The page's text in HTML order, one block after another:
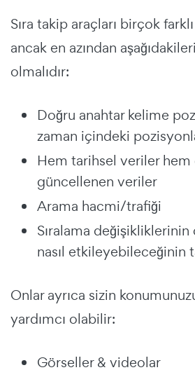
Sıra takip araçları birçok
ancak en azından
olmalıdır:
Doğru anahtar kelime
zaman içindeki
Hem tarihsel veriler
güncellenen veriler
Arama hacmi/trafiği
Sıralama
nasıl etkileyebileceğinin
Onlar ayrıca sizin
yardımcı olabilir:
Görseller & videolar